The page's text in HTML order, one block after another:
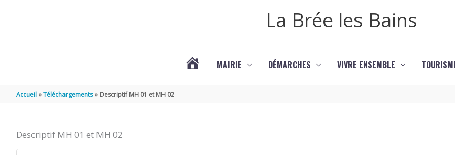
La Brée les Bains
MAIRIE DÉMARCHES VIVRE ENSEMBLE
Accueil Téléchargements Descriptif MH 01 et MH 02
Descriptif MH 01 et MH 02